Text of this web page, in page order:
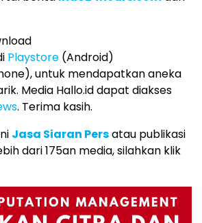
Playstore (Android)
untuk mendapatkan aneka
Media Hallo.id dapat diakses
. Terima kasih.
Jasa Siaran Persatau publikasi
dari 175an media, silahkan klik